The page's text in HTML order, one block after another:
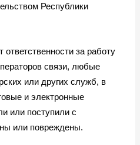
Республики
ответственности за работу
связи, любые
или других служб, в
и электронные
или поступили с
или повреждены.